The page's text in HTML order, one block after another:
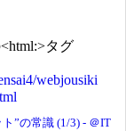
タグ
”の常識 (1/3) - ＠IT